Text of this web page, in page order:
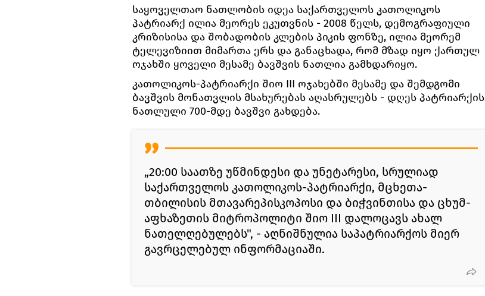
საყოველთაო ნათლობის იდეა საქართველოს კათოლიკოს
პატრიარქ ილია მეორეს ეკუთვნის - 2008 წელს, დემოგრაფიული
კრიზისისა და შობადობის კლების პიკის ფონზე, ილია მეორემ
ტელევიზიით მიმართა ერს და განაცხადა, რომ მზად იყო ქართულ
ოჯახში ყოველი მესამე ბავშვის ნათლია გამხდარიყო.
კათოლიკოს-პატრიარქი შიო III ოჯახებში მესამე და შემდგომი
ბავშვის მონათვლის მსახურებას აღასრულებს - დღეს პატრიარქის
ნათლული 700-მდე ბავშვი გახდება.
„20:00 საათზე უწმინდესი და უნეტარესი, სრულიად
საქართველოს კათოლიკოს-პატრიარქი, მცხეთა-
თბილისის მთავარეპისკოპოსი და ბიჭვინთისა და ცხუმ-
აფხაზეთის მიტროპოლიტი შიო III დალოცავს ახალ
ნათელღებულებს", - აღნიშნულია საპატრიარქოს მიერ
გავრცელებულ ინფორმაციაში.